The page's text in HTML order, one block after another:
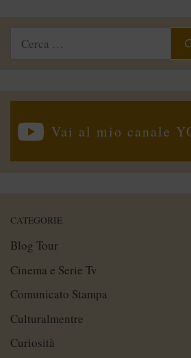
Ricerca
Vai al mio canale
CATEGORIE
Blog Tour
Cinema e Serie Tv
Comunicato Stampa
Culturalmentre
Curiosità